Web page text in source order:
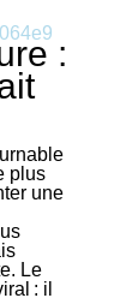
:
plus
une
Le
: il